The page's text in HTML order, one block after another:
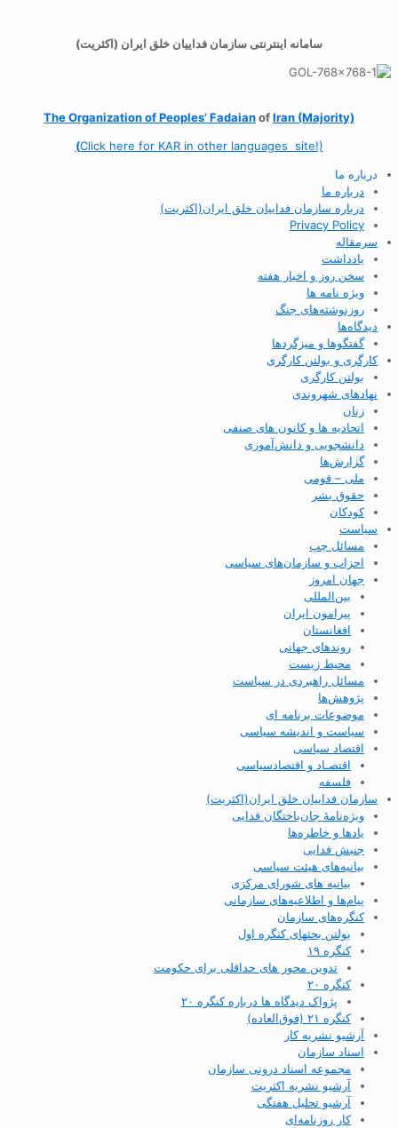
سامانه اینترنتی سازمان فداییان خلق ایران (اکثریت)
The Organization ofPeoples’ FadaianofIran (Majority)
(Click here for KAR in other languages site!)
درباره ما
درباره ما
درباره سازمان فداییان خلق ایران(اکثریت)
Privacy Policy
سرمقاله
یادداشت
سخن روز و اخبار هفته
ویژه نامه ها
روزنوشته‌های جنگ
دیدگاه‌ها
گفتگوها و میزگردها
کارگری و بولتن کارگری
بولتن کارگری
نهادهای شهروندی
زنان
اتحادیه ها و کانون های صنفی
دانشجویی و دانش‌آموزی
گزارش‌ها
ملی – قومی
حقوق بشر
کودکان
سیاست
مسائل چپ
احزاب و سازمان‌های سیاسی
جهان امروز
بین‌المللی
پیرامون ایران
افغانستان
روندهای جهانی
محیط زیست
مسائل راهبردی در سیاست
پژوهش‌ها
موضوعات برنامه ای
سیاست و اندیشه سیاسی
اقتصاد سیاسی
اقتصـاد و اقتصاد‌سیاسی
فلسفه
سازمان فداییان خلق ایران(اکثریت)
ویژه‌نامهٔ جان‌باختگان فدایی
یادها و خاطره‌ها
جنبش فدایی
بیانیه‌های هیئت سیاسی
بیانیه های شورای مرکزی
پیام‌ها و اطلاعیه‌های سازمانی
کنگره‌های سازمان
بولتن بحثهای کنگره اول
کنگره ۱۹
تدوین محور های حداقلی برای حکومت
کنگره ۲۰
پژواک دیدگاه ها درباره کنگره ۲۰
کنگره ۲۱ (فوق‌العاده)
آرشیو نشریه کار
اسناد سازمان
مجموعه اسناد درونی سازمان
آرشیو نشریه اکثریت
آرشیو تحلیل هفتگی
کار روزنامه‌ای